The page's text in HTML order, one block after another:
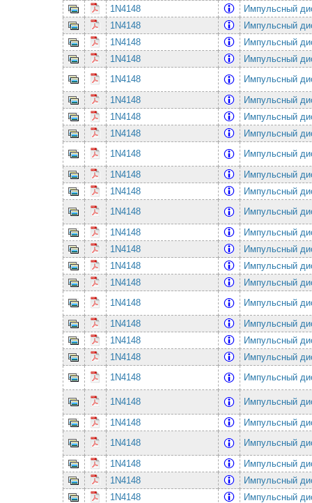
1N4148
Импульсный
1N4148
Импульсный
1N4148
Импульсный
1N4148
Импульсный
1N4148
Импульсный
1N4148
Импульсный
1N4148
Импульсный
1N4148
Импульсный
1N4148
Импульсный
1N4148
Импульсный
1N4148
Импульсный
1N4148
Импульсный
1N4148
Импульсный
1N4148
Импульсный
1N4148
Импульсный
1N4148
Импульсный
1N4148
Импульсный
1N4148
Импульсный
1N4148
Импульсный
1N4148
Импульсный
1N4148
Импульсный
1N4148
Импульсный
1N4148
Импульсный
1N4148
Импульсный
1N4148
Импульсный
1N4148
Импульсный
1N4148
Импульсный